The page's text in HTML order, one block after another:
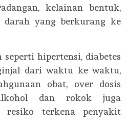
kelainan bentuk,
darah yang berkurang ke
seperti hipertensi, diabetes
dari waktu ke waktu,
obat, over dosis
dan rokok juga
resiko terkena penyakit